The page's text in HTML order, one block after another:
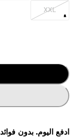
XXL
ادفع اليوم. بدون فوائد